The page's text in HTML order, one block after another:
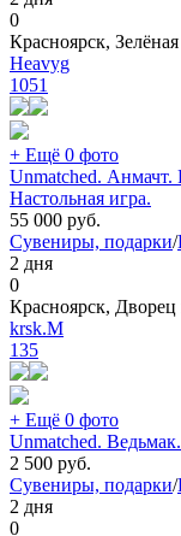
0
Красноярск,
Heavyg
1051
+ Ещё 0 фото
Unmatched. Анмачт.
Настольная игра.
55 000 руб.
Сувениры, подарки/
2 дня
0
Красноярск, Дворец
krsk.M
135
+ Ещё 0 фото
Unmatched.
2 500 руб.
Сувениры, подарки/
2 дня
0